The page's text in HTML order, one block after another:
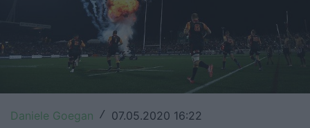
United Rugby Championship
Premiership
Daniele Goegan / 07.05.2020 16:22